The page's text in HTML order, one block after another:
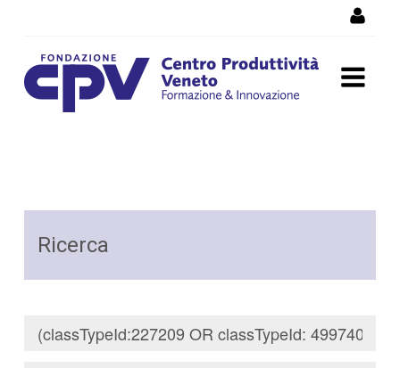
Ricerca